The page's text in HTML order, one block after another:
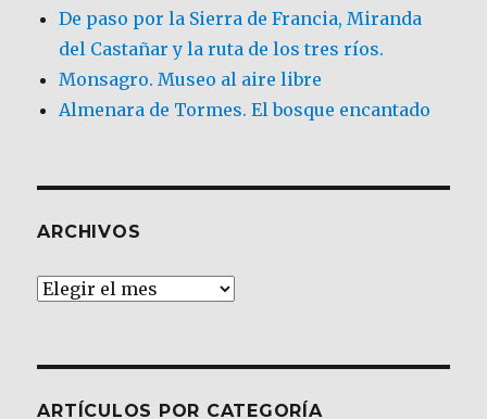
De paso por la Sierra de Francia, Miranda
del Castañar y la ruta de los tres ríos.
Monsagro. Museo al aire libre
Almenara de Tormes. El bosque encantado
ARCHIVOS
Archivos
ARTÍCULOS POR CATEGORÍA